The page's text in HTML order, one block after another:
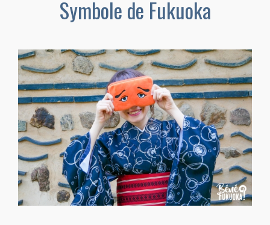
Symbole de Fukuoka